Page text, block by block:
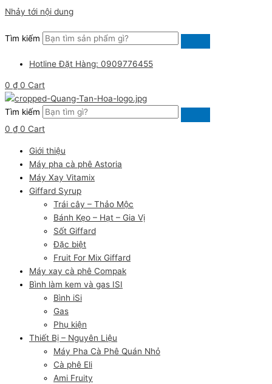
Nhảy tới nội dung
Tìm kiếm
Hotline Đặt Hàng: 0909776455
0 ₫ 0 Cart
Tìm kiếm
0 ₫ 0 Cart
Giới thiệu
Máy pha cà phê Astoria
Máy Xay Vitamix
Giffard Syrup
Trái cây – Thảo Mộc
Bánh Kẹo – Hạt – Gia Vị
Sốt Giffard
Đặc biệt
Fruit For Mix Giffard
Máy xay cà phê Compak
Bình làm kem và gas ISI
Bình iSi
Gas
Phụ kiện
Thiết Bị – Nguyên Liệu
Máy Pha Cà Phê Quán Nhỏ
Cà phê Eli
Ami Fruity